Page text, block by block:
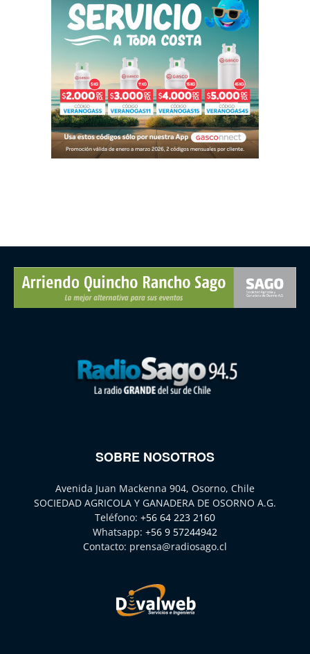
SOBRE NOSOTROS
Avenida Juan Mackenna 904, Osorno, Chile
SOCIEDAD AGRICOLA Y GANADERA DE OSORNO A.G.
Teléfono: +56 64 223 2160
Whatsapp: +56 9 57244942
Contacto: prensa@radiosago.cl